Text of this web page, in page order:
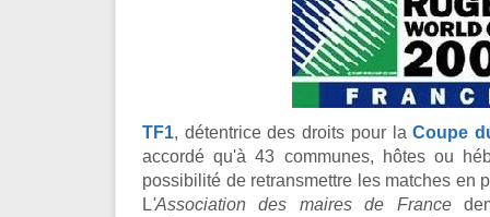
TF1, détentrice des droits pour laCoupe
accordé qu'à 43 communes, hôtes ou
possibilité de retransmettre les matches en
L'Association des maires de France